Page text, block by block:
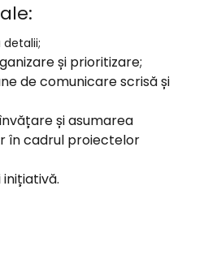
detalii;
și prioritizare;
de comunicare scrisă și
și asumarea
în cadrul proiectelor